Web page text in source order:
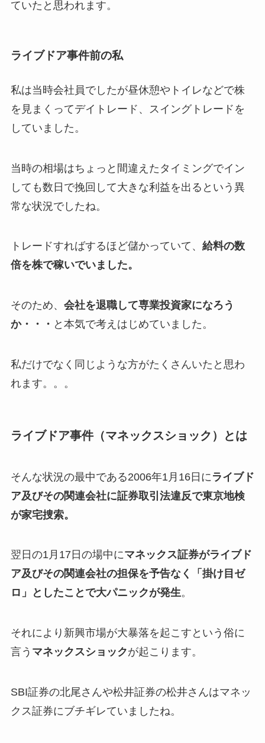
ていたと思われます。
ライブドア事件前の私
私は当時会社員でしたが昼休憩やトイレなどで株
を見まくってデイトレード、スイングトレードを
していました。
当時の相場はちょっと間違えたタイミングでイン
しても数日で挽回して大きな利益を出るという異
常な状況でしたね。
トレードすればするほど儲かっていて、 給料の数
倍を株で稼いでいました。
そのため、 会社を退職して専業投資家になろう
か・・・ と本気で考えはじめていました。
私だけでなく同じような方がたくさんいたと思わ
れます。。。
ライブドア事件（マネックスショック）とは
そんな状況の最中である2006年1月16日に ライブド
ア及びその関連会社に証券取引法違反で東京地検
が家宅捜索。
翌日の1月17日の場中にマネックス証券がライブド
ア及びその関連会社の担保を予告なく「掛け目ゼ
ロ」としたことで大パニックが発生。
それにより新興市場が大暴落を起こすという俗に
言う マネックスショックが起こります。
SBI証券の北尾さんや松井証券の松井さんはマネッ
クス証券にブチギレていましたね。